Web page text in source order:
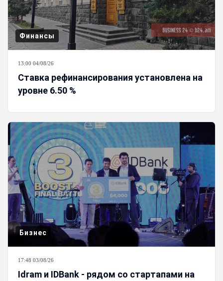
Финансы
13:00 04/08/26
Ставка рефинансирования установлена на
уровне 6.50 %
Бизнес
17:48 03/08/26
Idram и IDBank - рядом со стартапами на